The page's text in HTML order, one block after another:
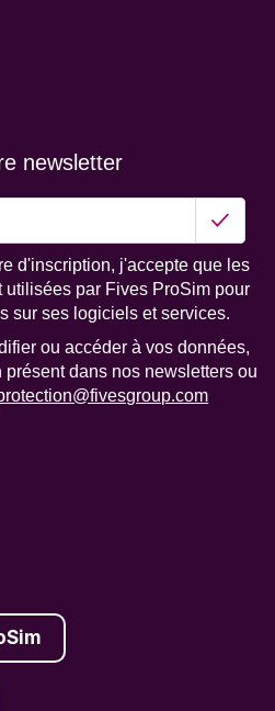
newsletter
d'inscription, j'accepte que les
par Fives ProSim pour
sur ses logiciels et services.
ou accéder à vos données,
dans nos newsletters ou